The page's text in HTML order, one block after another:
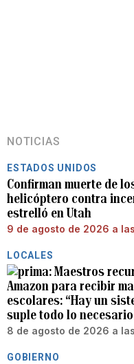
NOTICIAS
ESTADOS UNIDOS
Confirman muerte de
helicóptero contra
estrelló en Utah
9 de agosto de 2026 a
LOCALES
Maestros
Amazon para recibir
escolares: “Hay un
suple todo lo
8 de agosto de 2026 a las
GOBIERNO